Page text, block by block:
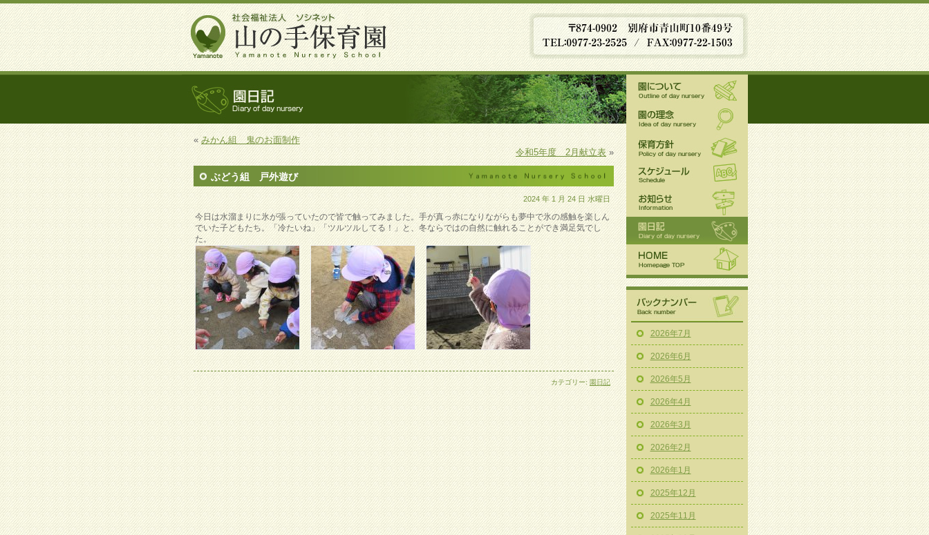
«みかん組 鬼のお面制作
令和5年度 2月献立表»
ぶどう組 戸外遊び
2024 年 1 月 24 日 水曜日
今日は水溜まりに氷が張っていたので皆で触ってみました。手が真っ赤になりながらも夢中で氷の感触を楽しん
でいた子どもたち。「冷たいね」「ツルツルしてる！」と、冬ならではの自然に触れることができ満足気でし
た。
カテゴリー:園日記
2026年7月
2026年6月
2026年5月
2026年4月
2026年3月
2026年2月
2026年1月
2025年12月
2025年11月